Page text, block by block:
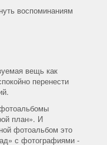
воспоминаниям
вещь как
перенести
план». И
фотоальбом это
с фотографиями -